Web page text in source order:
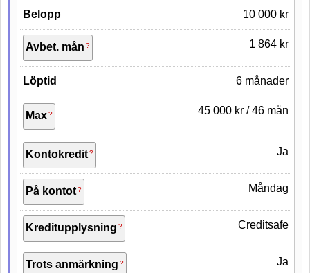
Förlänga lån
Dölj återkommande kund lån
Belopp 10 000 kr
Avbet. mån 1 864 kr
Löptid 6 månader
Max 45 000 kr / 46 mån
Kontokredit Ja
På kontot Måndag
Kreditupplysning Creditsafe
Trots anmärkning Ja